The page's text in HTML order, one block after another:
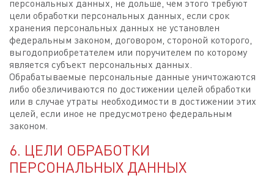
персональных данных, не дольше, чем этого требуют
цели обработки персональных данных, если срок
хранения персональных данных не установлен
федеральным законом, договором, стороной которого,
выгодоприобретателем или поручителем по которому
является субъект персональных данных.
Обрабатываемые персональные данные уничтожаются
либо обезличиваются по достижении целей обработки
или в случае утраты необходимости в достижении этих
целей, если иное не предусмотрено федеральным
законом.
6. ЦЕЛИ ОБРАБОТКИ
ПЕРСОНАЛЬНЫХ ДАННЫХ